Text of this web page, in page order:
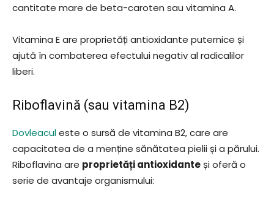
cantitate mare de beta-caroten sau vitamina A.
Vitamina E are proprietăți antioxidante puternice și
ajută în combaterea efectului negativ al radicalilor
liberi.
Riboflavină (sau vitamina B2)
Dovleaculeste o sursă de vitamina B2, care are
capacitatea de a menține sănătatea pielii și a părului.
Riboflavina are proprietăți antioxidanteși oferă o
serie de avantaje organismului: